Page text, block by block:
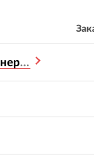
Диджитал Дженерейшен